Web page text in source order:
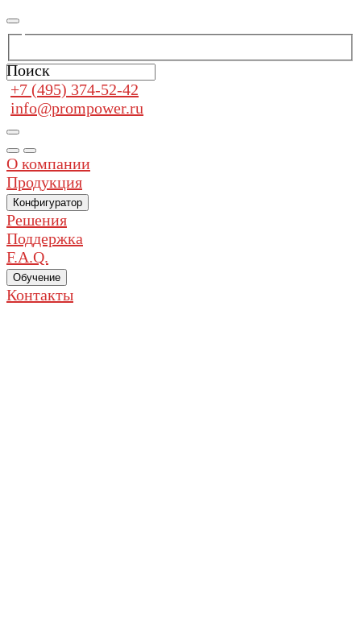
Поиск
+7 (495) 374-52-42
info@prompower.ru
О компании
Продукция
Конфигуратор
Решения
Поддержка
F.A.Q.
Обучение
Контакты